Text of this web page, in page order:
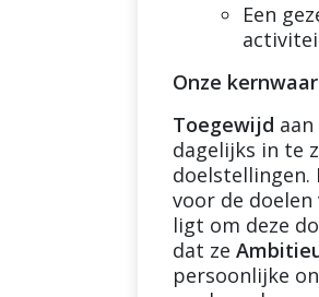
Een
Onze
Toegewijd
dagelijks in te
doelstellingen.
voor de
ligt om deze
dat ze
persoonlijke